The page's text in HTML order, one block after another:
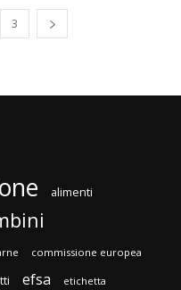
3
alimenti
commissione europea
efsa etichetta